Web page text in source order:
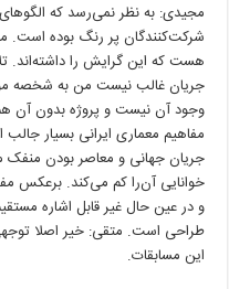
مجیدی: به نظر نمی‌رسد که
شرکت‌کنندگان پر رنگ بوده
هست که این گرایش را داشته‌اند.
جریان غالب نیست من به شخصه
وجود آن نیست و پروژه بدون آن
مفاهیم معماری ایرانی بسیار
جریان جهانی و معاصر بودن
خوانایی آن‌را کم می‌کند. برعکس
و در عین حال غیر قابل اشاره
طراحی است. متقی: خیر اصلا
این مسابقات.